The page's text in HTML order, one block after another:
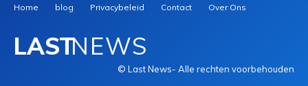
Home blog Privacybeleid Contact Over Ons
LASTNEWS
© Last News- Alle rechten voorbehouden